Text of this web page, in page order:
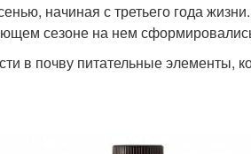
начиная с третьего года
сезоне на нем
в почву питательные элементы,